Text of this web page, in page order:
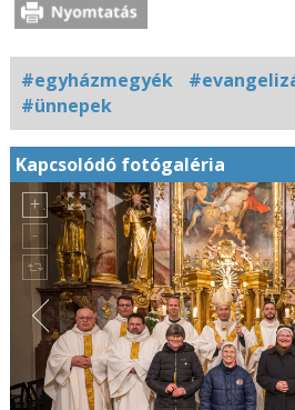
#egyházmegyék
#ünnepek
Kapcsolódó fotógaléria